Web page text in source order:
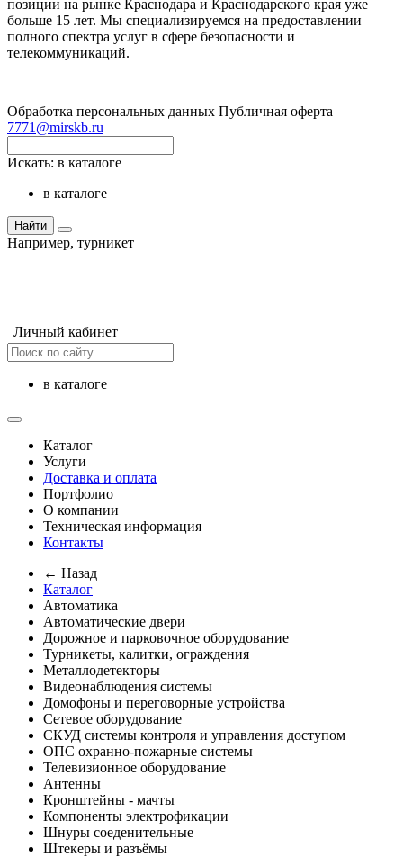
позиции на рынке Краснодара и Краснодарского края уже
больше 15 лет. Мы специализируемся на предоставлении
полного спектра услуг в сфере безопасности и
телекоммуникаций.
Обработка персональных данных Публичная оферта
7771@mirskb.ru
Искать: в каталоге
в каталоге
Найти
Например, турникет
Личный кабинет
в каталоге
Каталог
Услуги
Доставка и оплата
Портфолио
О компании
Техническая информация
Контакты
← Назад
Каталог
Автоматика
Автоматические двери
Дорожное и парковочное оборудование
Турникеты, калитки, ограждения
Металлодетекторы
Видеонаблюдения cистемы
Домофоны и переговорные устройства
Сетевое оборудование
СКУД системы контроля и управления доступом
ОПС охранно-пожарные системы
Телевизионное оборудование
Антенны
Кронштейны - мачты
Компоненты электрофикации
Шнуры соеденительные
Штекеры и разъёмы